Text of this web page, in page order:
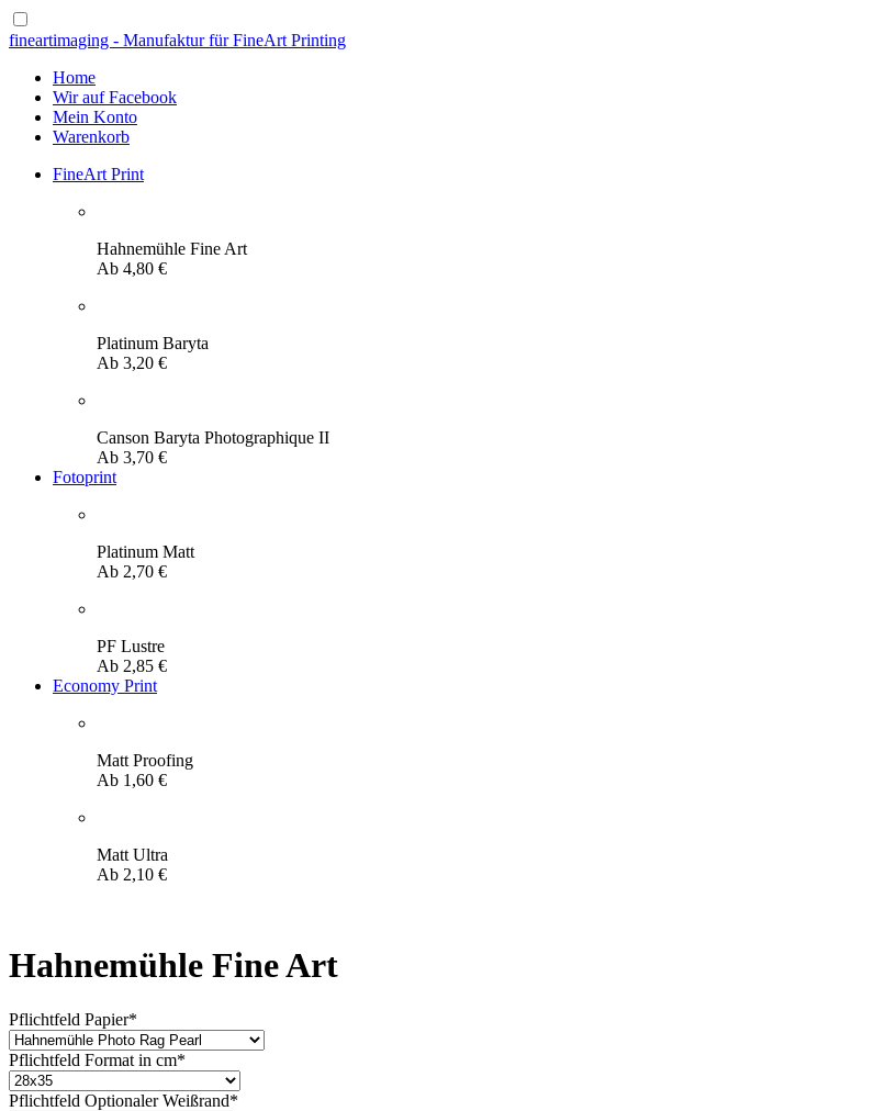
fineartimaging - Manufaktur für FineArt Printing
Home
Wir auf Facebook
Mein Konto
Warenkorb
FineArt Print
Hahnemühle Fine Art
Ab 4,80 €
Platinum Baryta
Ab 3,20 €
Canson Baryta Photographique II
Ab 3,70 €
Fotoprint
Platinum Matt
Ab 2,70 €
PF Lustre
Ab 2,85 €
Economy Print
Matt Proofing
Ab 1,60 €
Matt Ultra
Ab 2,10 €
Hahnemühle Fine Art
Pflichtfeld Papier*
Pflichtfeld Format in cm*
Pflichtfeld Optionaler Weißrand*